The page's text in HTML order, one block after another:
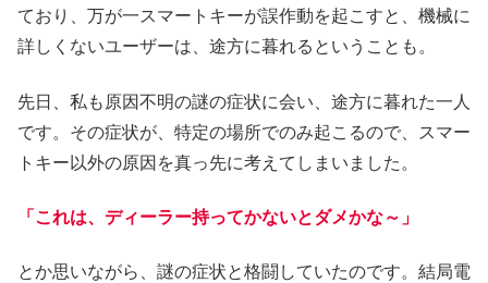
ており、 万が一スマートキーが誤作動を起こすと、機械に
詳しくないユーザーは、途方に暮れるということも。
先日、私も原因不明の謎の症状に会い、途方に暮れた一人
です。その症状が、特定の場所でのみ起こるので、スマー
トキー以外の原因を真っ先に考えてしまいました。
「これは、ディーラー持ってかないとダメかな～」
とか思いながら、謎の症状と格闘していたのです。結局電